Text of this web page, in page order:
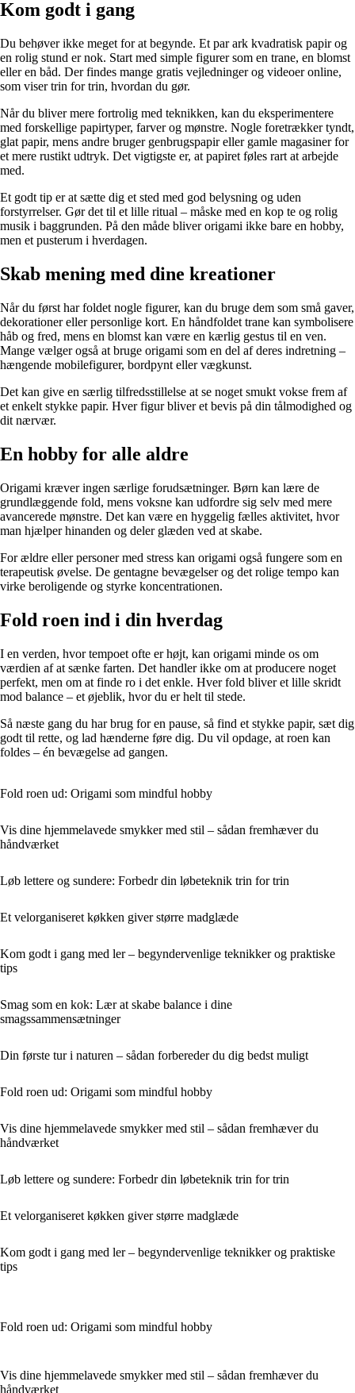
Kom godt i gang
Du behøver ikke meget for at begynde. Et par ark kvadratisk papir og
en rolig stund er nok. Start med simple figurer som en trane, en blomst
eller en båd. Der findes mange gratis vejledninger og videoer online,
som viser trin for trin, hvordan du gør.
Når du bliver mere fortrolig med teknikken, kan du eksperimentere
med forskellige papirtyper, farver og mønstre. Nogle foretrækker tyndt,
glat papir, mens andre bruger genbrugspapir eller gamle magasiner for
et mere rustikt udtryk. Det vigtigste er, at papiret føles rart at arbejde
med.
Et godt tip er at sætte dig et sted med god belysning og uden
forstyrrelser. Gør det til et lille ritual – måske med en kop te og rolig
musik i baggrunden. På den måde bliver origami ikke bare en hobby,
men et pusterum i hverdagen.
Skab mening med dine kreationer
Når du først har foldet nogle figurer, kan du bruge dem som små gaver,
dekorationer eller personlige kort. En håndfoldet trane kan symbolisere
håb og fred, mens en blomst kan være en kærlig gestus til en ven.
Mange vælger også at bruge origami som en del af deres indretning –
hængende mobilefigurer, bordpynt eller vægkunst.
Det kan give en særlig tilfredsstillelse at se noget smukt vokse frem af
et enkelt stykke papir. Hver figur bliver et bevis på din tålmodighed og
dit nærvær.
En hobby for alle aldre
Origami kræver ingen særlige forudsætninger. Børn kan lære de
grundlæggende fold, mens voksne kan udfordre sig selv med mere
avancerede mønstre. Det kan være en hyggelig fælles aktivitet, hvor
man hjælper hinanden og deler glæden ved at skabe.
For ældre eller personer med stress kan origami også fungere som en
terapeutisk øvelse. De gentagne bevægelser og det rolige tempo kan
virke beroligende og styrke koncentrationen.
Fold roen ind i din hverdag
I en verden, hvor tempoet ofte er højt, kan origami minde os om
værdien af at sænke farten. Det handler ikke om at producere noget
perfekt, men om at finde ro i det enkle. Hver fold bliver et lille skridt
mod balance – et øjeblik, hvor du er helt til stede.
Så næste gang du har brug for en pause, så find et stykke papir, sæt dig
godt til rette, og lad hænderne føre dig. Du vil opdage, at roen kan
foldes – én bevægelse ad gangen.
Fold roen ud: Origami som mindful hobby
Vis dine hjemmelavede smykker med stil – sådan fremhæver du
håndværket
Løb lettere og sundere: Forbedr din løbeteknik trin for trin
Et velorganiseret køkken giver større madglæde
Kom godt i gang med ler – begyndervenlige teknikker og praktiske
tips
Smag som en kok: Lær at skabe balance i dine
smagssammensætninger
Din første tur i naturen – sådan forbereder du dig bedst muligt
Fold roen ud: Origami som mindful hobby
Vis dine hjemmelavede smykker med stil – sådan fremhæver du
håndværket
Løb lettere og sundere: Forbedr din løbeteknik trin for trin
Et velorganiseret køkken giver større madglæde
Kom godt i gang med ler – begyndervenlige teknikker og praktiske
tips
Fold roen ud: Origami som mindful hobby
Vis dine hjemmelavede smykker med stil – sådan fremhæver du
håndværket